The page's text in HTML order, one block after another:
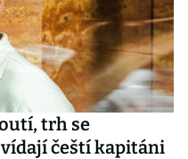
trh se
čeští kapitáni